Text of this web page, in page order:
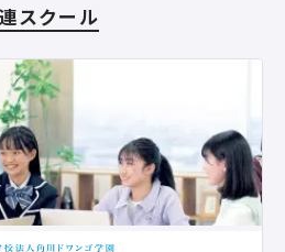
スクール